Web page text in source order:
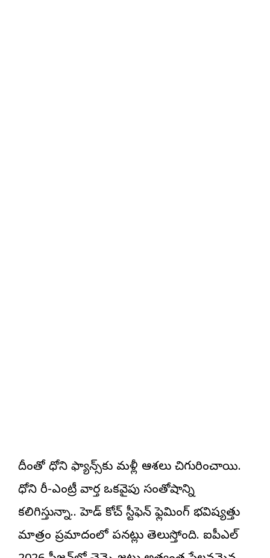
దీంతో ధోని ఫ్యాన్స్‌కు మళ్లీ ఆశలు చిగురించాయి.
ధోని రీ-ఎంట్రీ వార్త ఒకవైపు సంతోషాన్ని
కలిగిస్తున్నా.. హెడ్ కోచ్ స్టీఫెన్ ఫ్లెమింగ్ భవిష్యత్తు
మాత్రం ప్రమాదంలో పడినట్లు తెలుస్తోంది. ఐపీఎల్